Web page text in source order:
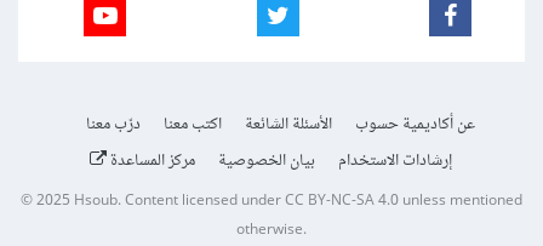
عن أكاديمية حسوب الأسئلة الشائعة اكتب معنا
درّب معنا
إرشادات الاستخدام
بيان الخصوصية مركز المساعدة
© 2025Hsoub.Content licensed underCC BY-NC-SA 4.0unless mentioned
otherwise.